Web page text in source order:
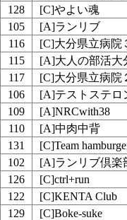
128
[C]やよい魂
105
[A]ランリブ
116
[C]大分県立病院
115
[A]大人の部活大
117
[C]大分県立病院
106
[A]テストステロ
109
[A]NRCwith38
110
[A]中肉中背
131
[C]Team
102
[A]ランリブ倶楽
126
[C]ctrl+run
122
[C]KENTA Club
129
[C]Boke-suke